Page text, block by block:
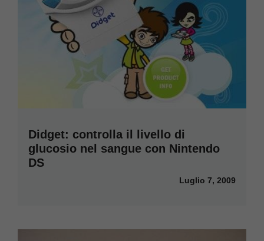
Didget: controlla il livello di
glucosio nel sangue con Nintendo
DS
Luglio 7, 2009